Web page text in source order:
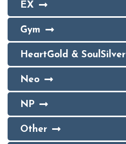
EX
Gym
HeartGold & SoulSilver
Neo
NP
Other